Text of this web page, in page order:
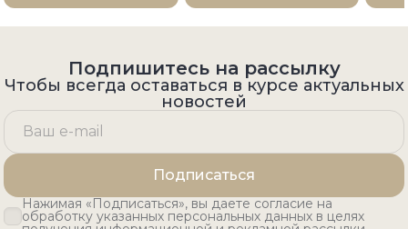
Подпишитесь на рассылку
Чтобы всегда оставаться в курсе актуальных
новостей
Подписаться
Нажимая «Подписаться», вы даете согласие на
обработку указанных персональных данных в целях